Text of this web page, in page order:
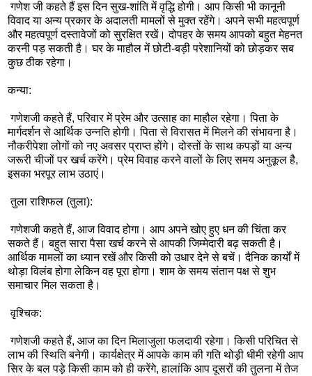
गणेश जी कहते हैं इस दिन सुख-शांति में वृद्धि होगी। आप किसी भी कानूनी
विवाद या अन्य प्रकार के अदालती मामलों से मुक्त रहेंगे। अपने सभी महत्वपूर्ण
और महत्वपूर्ण दस्तावेजों को सुरक्षित रखें। दोपहर के समय आपको बहुत मेहनत
करनी पड़ सकती है। घर के माहौल में छोटी-बड़ी परेशानियों को छोड़कर सब
कुछ ठीक रहेगा।
कन्या:
गणेशजी कहते हैं, परिवार में प्रेम और उत्साह का माहौल रहेगा। पिता के
मार्गदर्शन से आर्थिक उन्नति होगी। पिता से विरासत में मिलने की संभावना है।
नौकरीपेशा लोगों को नए अवसर प्राप्त होंगे। दोस्तों के साथ कपड़ों या अन्य
जरूरी चीजों पर खर्च करेंगे। प्रेम विवाह करने वालों के लिए समय अनुकूल है,
इसका भरपूर लाभ उठाएं।
तुला राशिफल (तुला):
गणेशजी कहते हैं, आज विवाद होगा। आप अपने खोए हुए धन की चिंता कर
सकते हैं। बहुत सारा पैसा खर्च करने से आपकी जिम्मेदारी बढ़ सकती है।
आर्थिक मामलों का ध्यान रखें और किसी को उधार देने से बचें। दैनिक कार्यों में
थोड़ा विलंब होगा लेकिन वह पूरा होगा। शाम के समय संतान पक्ष से शुभ
समाचार मिल सकता है।
वृश्चिक:
गणेशजी कहते हैं, आज का दिन मिलाजुला फलदायी रहेगा। किसी परिचित से
लाभ की स्थिति बनेगी। कार्यक्षेत्र में आपके काम की गति थोड़ी धीमी रहेगी आप
सिर के बल पड़े किसी काम को ही करेंगे, हालांकि आप दूसरों की तुलना में तेज